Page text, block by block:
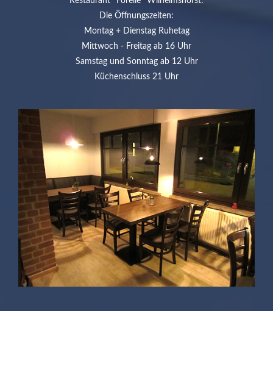
Die Öffnungszeiten:
Montag + Dienstag Ruhetag
Mittwoch - Freitag ab 16 Uhr
Samstag und Sonntag ab 12 Uhr
Küchenschluss 21 Uhr